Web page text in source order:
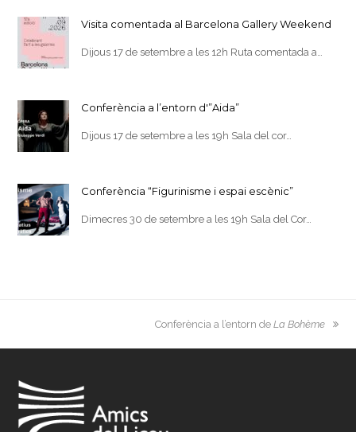
Visita comentada al Barcelona Gallery Weekend
Dijous 17 de setembre a les 12h Ruta comentada a…
Conferència a l’entorn d'”Aida”
Dijous 17 de setembre a les 19h Sala del cor…
Conferència “Figurinisme i espai escènic”
Dimecres 30 de setembre a les 19h Sala del Cor…
next
Conferència a l’entorn de La Bohème